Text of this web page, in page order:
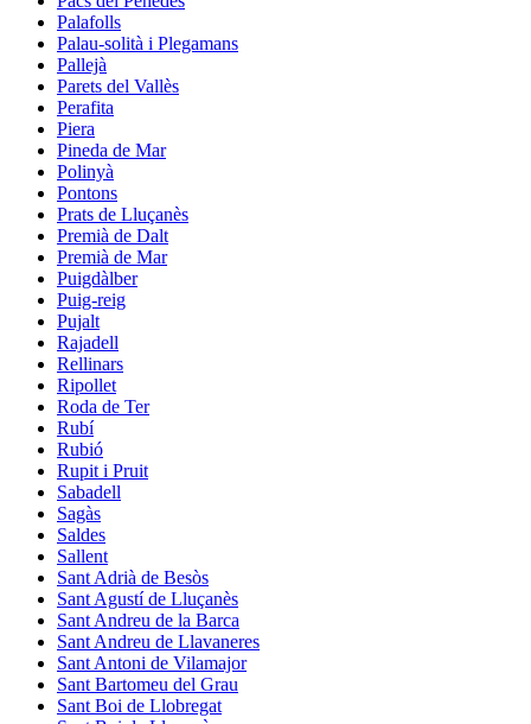
Palafolls
Palau-solità i Plegamans
Pallejà
Parets del Vallès
Perafita
Piera
Pineda de Mar
Polinyà
Pontons
Prats de Lluçanès
Premià de Dalt
Premià de Mar
Puigdàlber
Puig-reig
Pujalt
Rajadell
Rellinars
Ripollet
Roda de Ter
Rubí
Rubió
Rupit i Pruit
Sabadell
Sagàs
Saldes
Sallent
Sant Adrià de Besòs
Sant Agustí de Lluçanès
Sant Andreu de la Barca
Sant Andreu de Llavaneres
Sant Antoni de Vilamajor
Sant Bartomeu del Grau
Sant Boi de Llobregat